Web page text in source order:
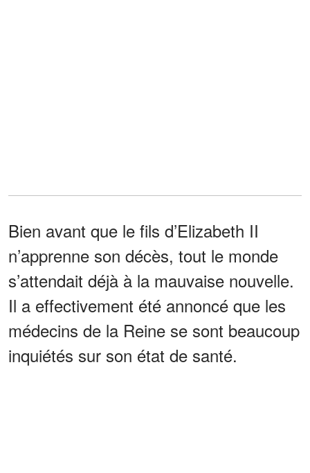
Bien avant que le fils d’Elizabeth II
n’apprenne son décès, tout le monde
s’attendait déjà à la mauvaise nouvelle.
Il a effectivement été annoncé que les
médecins de la Reine se sont beaucoup
inquiétés sur son état de santé.